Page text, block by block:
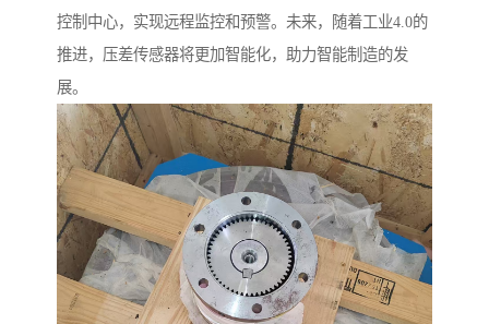
控制中心，实现远程监控和预警。未来，随着工业4.0的
推进，压差传感器将更加智能化，助力智能制造的发
展。